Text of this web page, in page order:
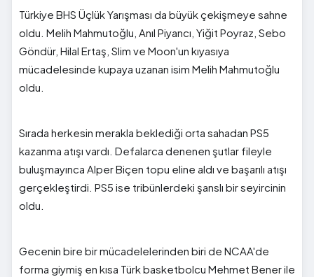
Türkiye BHS Üçlük Yarışması da büyük çekişmeye sahne
oldu. Melih Mahmutoğlu, Anıl Piyancı, Yiğit Poyraz, Sebo
Göndür, Hilal Ertaş, Slim ve Moon'un kıyasıya
mücadelesinde kupaya uzanan isim Melih Mahmutoğlu
oldu.
Sırada herkesin merakla beklediği orta sahadan PS5
kazanma atışı vardı. Defalarca denenen şutlar fileyle
buluşmayınca Alper Biçen topu eline aldı ve başarılı atışı
gerçekleştirdi. PS5 ise tribünlerdeki şanslı bir seyircinin
oldu.
Gecenin bire bir mücadelelerinden biri de NCAA'de
forma giymiş en kısa Türk basketbolcu Mehmet Bener ile